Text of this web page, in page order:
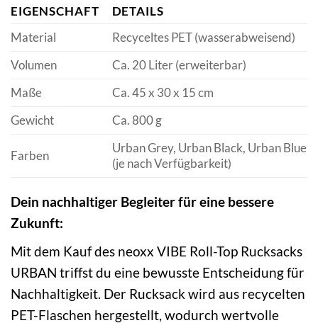
EIGENSCHAFT
DETAILS
Material
Recyceltes PET (wasserabweisend)
Volumen
Ca. 20 Liter (erweiterbar)
Maße
Ca. 45 x 30 x 15 cm
Gewicht
Ca. 800 g
Farben
Urban Grey, Urban Black, Urban Blue
(je nach Verfügbarkeit)
Dein nachhaltiger Begleiter für eine bessere
Zukunft:
Mit dem Kauf des neoxx VIBE Roll-Top Rucksacks
URBAN triffst du eine bewusste Entscheidung für
Nachhaltigkeit. Der Rucksack wird aus recycelten
PET-Flaschen hergestellt, wodurch wertvolle